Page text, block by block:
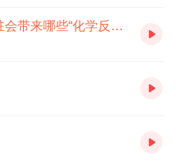
的主营业务，重点布局大数
电商企业，而是有着企业级
技企业。
主要是着眼于消费端，撮合
则可以借助多年积累的供需
雄安新区“招新生”，拼多多入驻会带来哪些“化学反应”？